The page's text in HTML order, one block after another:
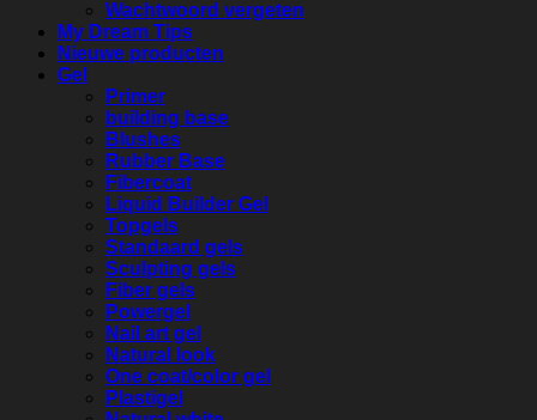
Wachtwoord vergeten
My Dream Tips
Nieuwe producten
Gel
Primer
building base
Blushes
Rubber Base
Fibercoat
Liquid Builder Gel
Topgels
Standaard gels
Sculpting gels
Fiber gels
Powergel
Nail art gel
Natural look
One coat/color gel
Plastigel